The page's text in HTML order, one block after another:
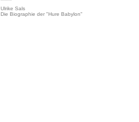
Ulrike Sals
Die Biographie der "Hure Babylon"